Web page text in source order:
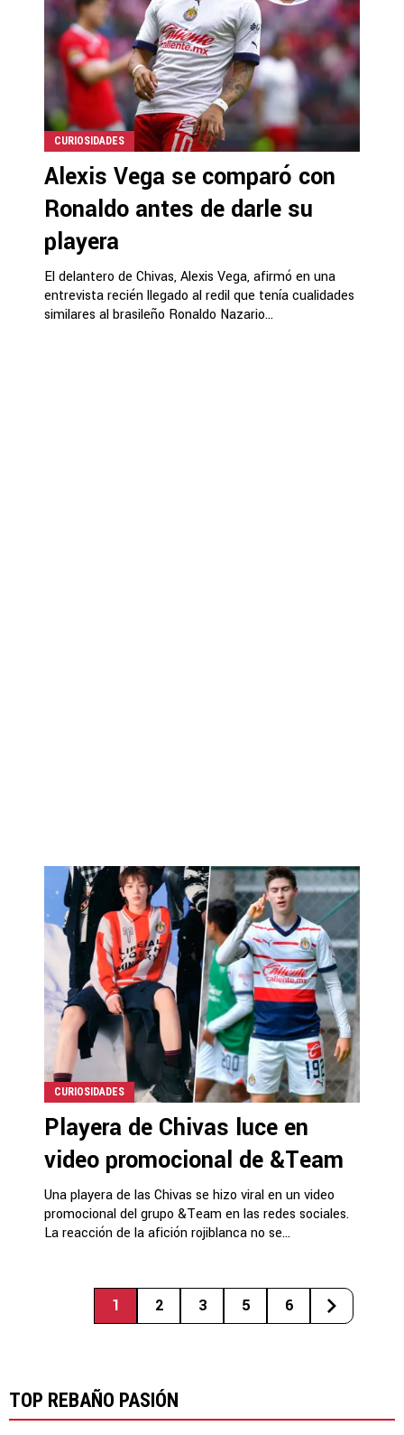
CURIOSIDADES
Alexis Vega se comparó con
Ronaldo antes de darle su
playera
El delantero de Chivas, Alexis Vega, afirmó en una
entrevista recién llegado al redil que tenía cualidades
similares al brasileño Ronaldo Nazario...
CURIOSIDADES
Playera de Chivas luce en
video promocional de &Team
Una playera de las Chivas se hizo viral en un video
promocional del grupo &Team en las redes sociales.
La reacción de la afición rojiblanca no se...
1 2 3 5 6
TOP REBAÑO PASIÓN